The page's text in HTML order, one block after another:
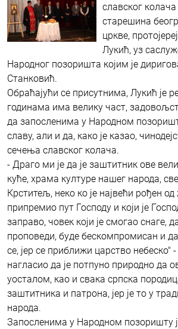
славског колача
старешина
цркве,
Лукић, уз
Народног позоришта којим је
Станковић.
Обраћајући се присутнима, Лукић је
годинама има велику част,
да запосленима у Народном
славу, али и да, како је казао,
сечења славског колача.
- Драго ми је да је заштитник ове
куће, храма културе нашег народа,
Крститељ, неко ко је највећи рођен од
припремио пут Господу и који је
заправо, човек који је смогао снаге,
проповеди, буде бескомпромисан и да
се, јер се приближи царство небеско"
нагласио да је потпуно природно да
уосталом, као и свака српска
заштитника и патрона, јер је то у
народа.
Запосленима у Народном позоришту